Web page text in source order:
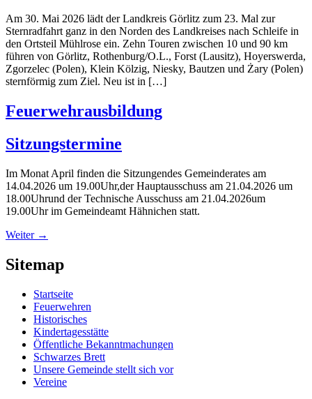
Am 30. Mai 2026 lädt der Landkreis Görlitz zum 23. Mal zur
Sternradfahrt ganz in den Norden des Landkreises nach Schleife in
den Ortsteil Mühlrose ein. Zehn Touren zwischen 10 und 90 km
führen von Görlitz, Rothenburg/O.L., Forst (Lausitz), Hoyerswerda,
Zgorzelec (Polen), Klein Kölzig, Niesky, Bautzen und Żary (Polen)
sternförmig zum Ziel. Neu ist in […]
Feuerwehrausbildung
Sitzungstermine
Im Monat April finden die Sitzungendes Gemeinderates am
14.04.2026 um 19.00Uhr,der Hauptausschuss am 21.04.2026 um
18.00Uhrund der Technische Ausschuss am 21.04.2026um
19.00Uhr im Gemeindeamt Hähnichen statt.
Weiter →
Sitemap
Startseite
Feuerwehren
Historisches
Kindertagesstätte
Öffentliche Bekanntmachungen
Schwarzes Brett
Unsere Gemeinde stellt sich vor
Vereine